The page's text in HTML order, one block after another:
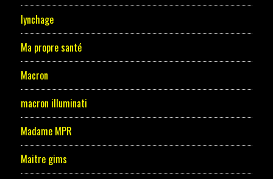
lynchage
Ma propre santé
Macron
macron illuminati
Madame MPR
Maitre gims